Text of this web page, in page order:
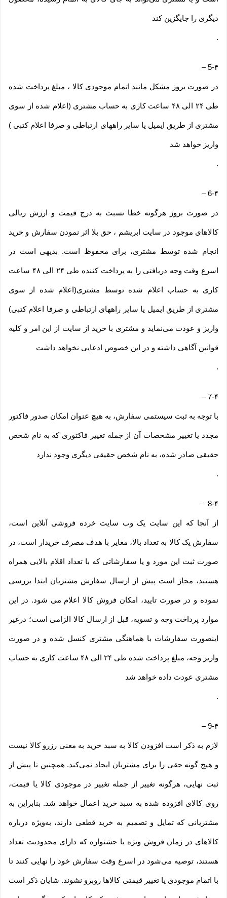
دیگری را جایگزین کند
.
5-۴–
در صورت بروز مشکل مانند اتمام موجودی کالا ، مبلغ پرداخت شده
طی ۲۴ الی ۴۸ ساعت کاری به حساب مشتری (اعلام شده از سوی
مشتری از طریق ایمیل یا سایر راههای ارتباطی و صرفا اعلام کتبی )
واریز خواهد شد
.
6-۴–
در صورت بروز هرگونه خطا نسبت به درج قیمت و ارزش ریالی
کالاهای موجود در سایت ابریشم ، حق بلا اثر نمودن سفارش و خرید
انجام شده توسط مشتری، برای محفوظ است. بدیهی است در
اسرع وقت وجه دریافتی را به پرداخت کننده طی ۲۴ الی ۴۸ ساعت
کاری به حساب اعلام شده توسط مشتری(اعلام شده از سوی
مشتری از طریق ایمیل یا سایر راههای ارتباطی و صرفا اعلام کتبی)
واریز و عودت می‌نماید و مشتری با خرید از سایت از این امر و کلیه
قوانین آگاهی داشته و در این خصوص ادعایی نخواهد داشت
.
7-۴–
با توجه به ثبت سیستمی سفارش، به هیچ عنوان امکان صدور فاکتور
مجدد یا تغییر مشخصات آن از جمله تغییر فاکتوری که به نام شخص
حقیقی صادر شده، به نام شخص حقیقی دیگری وجود ندارد
.
8-۴ –
از آنجا که این سایت یک وب ‌سایت خرده‌ فروشی آنلاین است،
سفارش یک کالا به تعداد بالا، مغایر با هدف مصرف خریدار است، در
صورت ثبت این مورد و یا سفارشاتی که با تعداد اقلام بالایی همراه
هستند، مجاز است پیش از ارسال سفارش مشتریان ابتدا بررسی
نموده و در صورت تایید، امکان فروش کالا اعلام می شود. در این
موارد پرداخت وجه و تسویه، قبل از ارسال کالا الزامی است؛ درغیر
اینصورت سفارشات با هماهنگی مشتری کنسل شده و در صورت
واریز وجه، مبلغ پرداخت شده طی ۲۴ الی ۴۸ ساعت کاری به حساب
مشتری عودت داده خواهد شد
.
9-۴–
لازم به ذکر است افزودن کالا به سبد خرید به معنی رزرو کالا نیست
و هیچ گونه حقی را برای مشتریان ایجاد نمی‌کند. همچنین تا پیش از
ثبت نهایی، هرگونه تغییر از جمله تغییر در موجودی کالا یا قیمت،
روی کالای افزوده شده به سبد خرید اعمال خواهد شد. بنابراین به
مشتریانی که تمایل و تصمیم به خرید قطعی دارند، به‌ویژه درباره
کالاهای در زمان فروش ویژه یا جشنواره که دارای محدودیت تعداد
هستند، توصیه می‌شود در اسرع وقت سفارش خود را نهایی کنند تا
با اتمام موجودی یا تغییر قیمتی کالاها روبرو نشوند. شایان ذکر است